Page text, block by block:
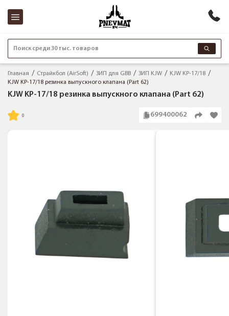
Поиск среди 30 тыс. товаров
Главная Страйкбол (AirSoft) ЗИП для GBB ЗИП KJW
KJW KP-17/18
KJW KP-17/18 резинка выпускного клапана (Part 62)
KJW KP-17/18 резинка выпускного клапана (Part 62)
699400062